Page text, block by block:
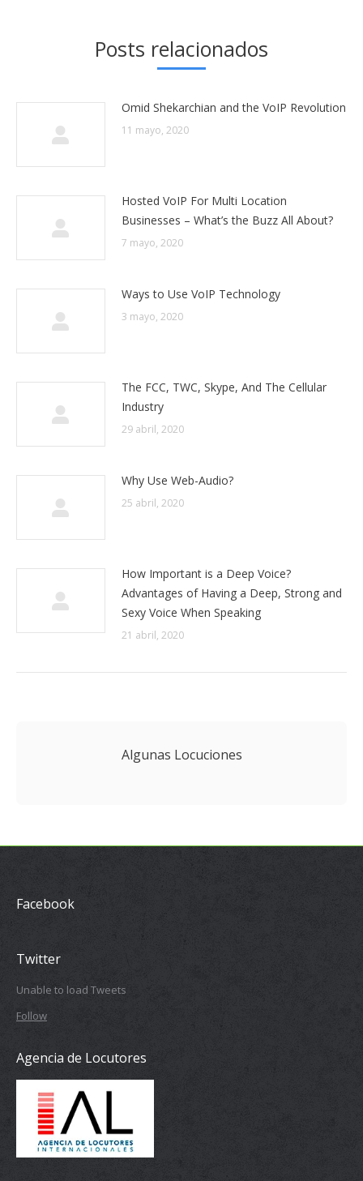
Posts relacionados
Omid Shekarchian and the VoIP Revolution
11 mayo, 2020
Hosted VoIP For Multi Location
Businesses – What’s the Buzz All About?
7 mayo, 2020
Ways to Use VoIP Technology
3 mayo, 2020
The FCC, TWC, Skype, And The Cellular
Industry
29 abril, 2020
Why Use Web-Audio?
25 abril, 2020
How Important is a Deep Voice?
Advantages of Having a Deep, Strong and
Sexy Voice When Speaking
21 abril, 2020
Algunas Locuciones
Facebook
Twitter
Unable to load Tweets
Follow
Agencia de Locutores